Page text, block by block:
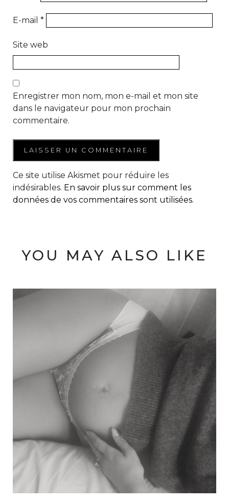
E-mail *
Site web
Enregistrer mon nom, mon e-mail et mon site
dans le navigateur pour mon prochain
commentaire.
Ce site utilise Akismet pour réduire les
indésirables. En savoir plus sur comment les
données de vos commentaires sont utilisées.
YOU MAY ALSO LIKE